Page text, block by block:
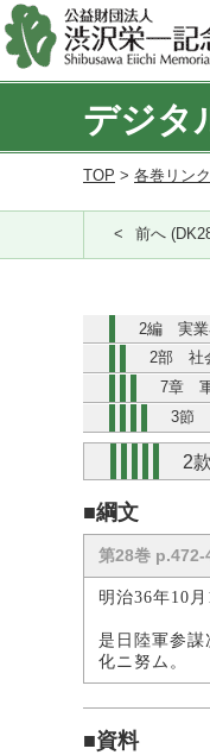
デジタ
TOP > 各巻リンク
前へ
2編 実業
2部 社
7章
3節
2
■綱文
第28巻 p.472-
明治36年10月
是日陸軍参
化ニ努ム。
■資料